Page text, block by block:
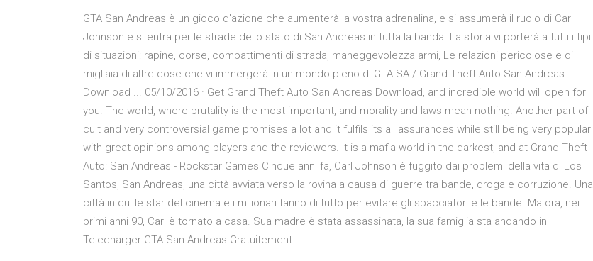
GTA San Andreas è un gioco d'azione che aumenterà la vostra adrenalina, e si assumerà il ruolo di Carl
Johnson e si entra per le strade dello stato di San Andreas in tutta la banda. La storia vi porterà a tutti i tipi
di situazioni: rapine, corse, combattimenti di strada, maneggevolezza armi, Le relazioni pericolose e di
migliaia di altre cose che vi immergerà in un mondo pieno di GTA SA / Grand Theft Auto San Andreas
Download ... 05/10/2016 · Get Grand Theft Auto San Andreas Download, and incredible world will open for
you. The world, where brutality is the most important, and morality and laws mean nothing. Another part of
cult and very controversial game promises a lot and it fulfils its all assurances while still being very popular
with great opinions among players and the reviewers. It is a mafia world in the darkest, and at Grand Theft
Auto: San Andreas - Rockstar Games Cinque anni fa, Carl Johnson è fuggito dai problemi della vita di Los
Santos, San Andreas, una città avviata verso la rovina a causa di guerre tra bande, droga e corruzione. Una
città in cui le star del cinema e i milionari fanno di tutto per evitare gli spacciatori e le bande. Ma ora, nei
primi anni 90, Carl è tornato a casa. Sua madre è stata assassinata, la sua famiglia sta andando in
Telecharger GTA San Andreas Gratuitement